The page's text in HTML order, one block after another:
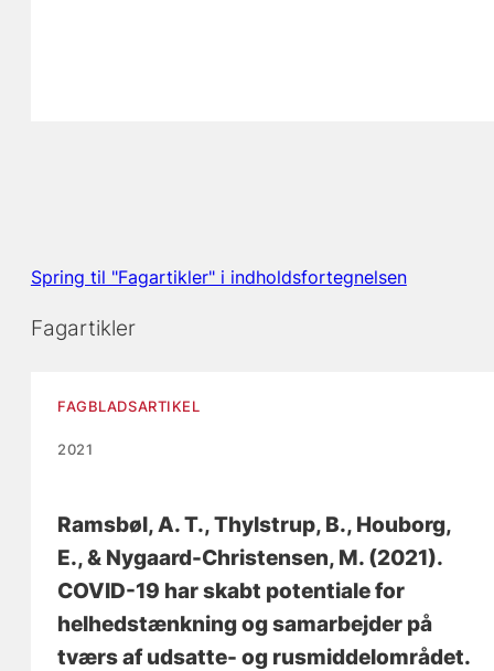
Spring til "Fagartikler" i indholdsfortegnelsen
Fagartikler
FAGBLADSARTIKEL
2021
Ramsbøl, A. T., Thylstrup, B., Houborg,
E., & Nygaard-Christensen, M. (2021).
COVID-19 har skabt potentiale for
helhedstænkning og samarbejder på
tværs af udsatte- og rusmiddelområdet.